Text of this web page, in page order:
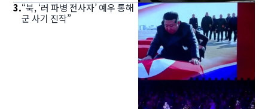
3.“북, ‘러 파병 전사자’ 예우 통해
군 사기 진작”